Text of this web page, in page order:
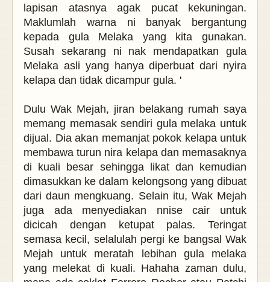
lapisan atasnya agak pucat kekuningan.
Maklumlah warna ni banyak bergantung
kepada gula Melaka yang kita gunakan.
Susah sekarang ni nak mendapatkan gula
Melaka asli yang hanya diperbuat dari nyira
kelapa dan tidak dicampur gula. '
Dulu Wak Mejah, jiran belakang rumah saya
memang memasak sendiri gula melaka untuk
dijual. Dia akan memanjat pokok kelapa untuk
membawa turun nira kelapa dan memasaknya
di kuali besar sehingga likat dan kemudian
dimasukkan ke dalam kelongsong yang dibuat
dari daun mengkuang. Selain itu, Wak Mejah
juga ada menyediakan nnise cair untuk
dicicah dengan ketupat palas. Teringat
semasa kecil, selalulah pergi ke bangsal Wak
Mejah untuk meratah lebihan gula melaka
yang melekat di kuali. Hahaha zaman dulu,